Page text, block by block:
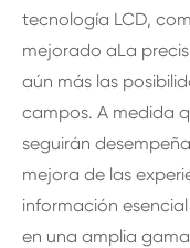
tecnología LCD,
mejorado aLa
aún más las
campos. A medida
seguirán
mejora de las
información
en una amplia